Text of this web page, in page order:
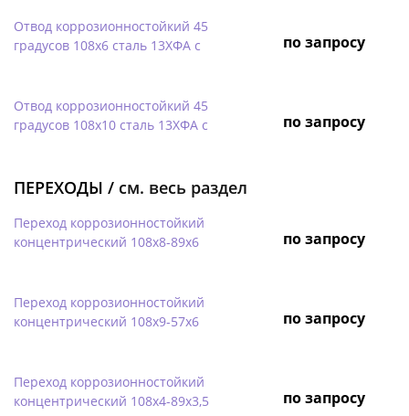
Отвод коррозионностойкий 45
градусов 108х6 сталь 13ХФА с
по запросу
Отвод коррозионностойкий 45
градусов 108х10 сталь 13ХФА с
по запросу
ПЕРЕХОДЫ / см. весь раздел
Переход коррозионностойкий
концентрический 108х8-89х6
по запросу
Переход коррозионностойкий
концентрический 108х9-57х6
по запросу
Переход коррозионностойкий
концентрический 108х4-89х3,5
по запросу